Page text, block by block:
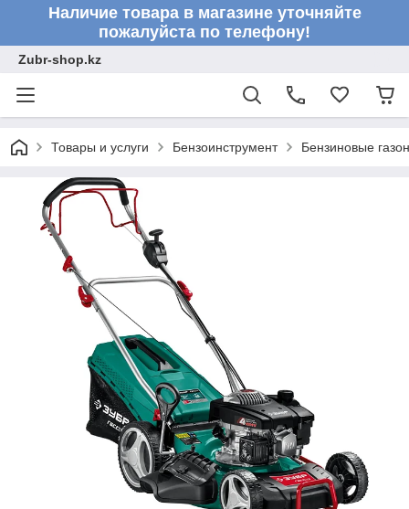
Наличие товара в магазине уточняйте
пожалуйста по телефону!
Zubr-shop.kz
Товары и услуги Бензоинструмент Бензиновые